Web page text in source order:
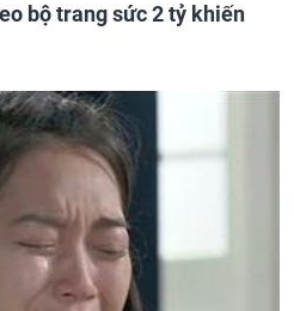
bộ trang sức 2 tỷ khiến